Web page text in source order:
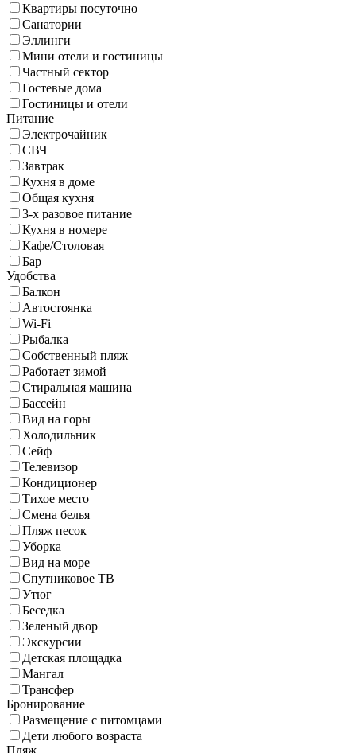
Квартиры посуточно
Санатории
Эллинги
Мини отели и гостиницы
Частный сектор
Гостевые дома
Гостиницы и отели
Питание
Электрочайник
СВЧ
Завтрак
Кухня в доме
Общая кухня
3-х разовое питание
Кухня в номере
Кафе/Столовая
Бар
Удобства
Балкон
Автостоянка
Wi-Fi
Рыбалка
Собственный пляж
Работает зимой
Стиральная машина
Бассейн
Вид на горы
Холодильник
Сейф
Телевизор
Кондиционер
Тихое место
Смена белья
Пляж песок
Уборка
Вид на море
Спутниковое ТВ
Утюг
Беседка
Зеленый двор
Экскурсии
Детская площадка
Мангал
Трансфер
Бронирование
Размещение с питомцами
Дети любого возраста
Пляж